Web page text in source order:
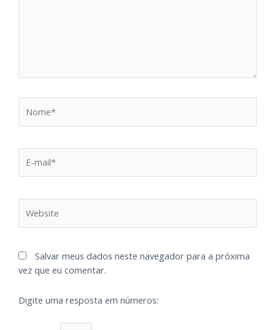
Salvar meus dados neste navegador para a próxima
vez que eu comentar.
Digite uma resposta em números: